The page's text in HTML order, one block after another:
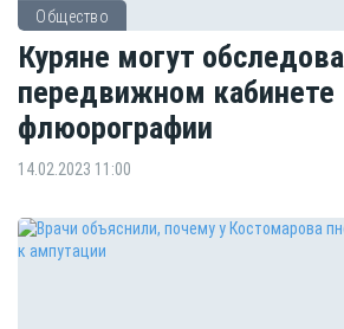
Общество
Куряне могут
передвижном кабинете
флюорографии
14.02.2023 11:00